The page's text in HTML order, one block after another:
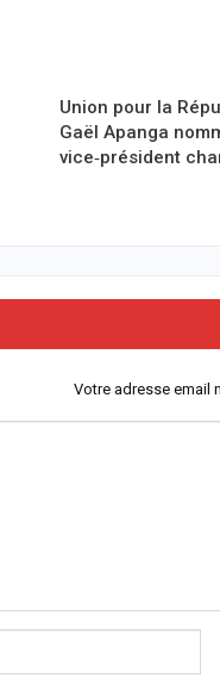
Union pour la
Gaël Apanga
vice‑président
Votre adresse email